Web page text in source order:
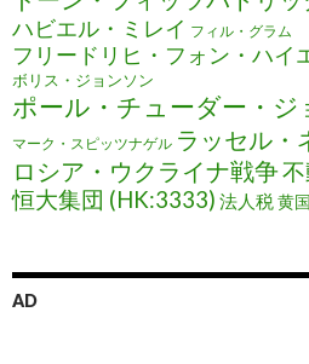
ハビエル・ミレイ フィル・グラム
フリードリヒ・フォン・ハイ
ボリス・ジョンソン
ポール・チューダー・ジ
マーク・スピッツナゲル ラッセル・
ロシア・ウクライナ戦争
恒大集団 (HK:3333) 法人税黄
AD